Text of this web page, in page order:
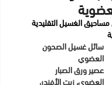
الغسيل التقليدية
سائل غسيل الصحون
العضوي
عصير ورق الصبار
العضوي، زيت الأفندر،